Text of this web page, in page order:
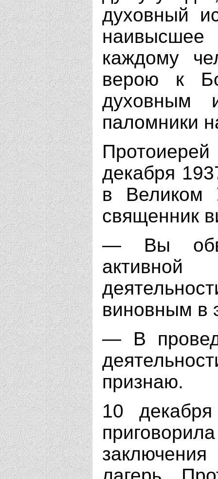
духовный
наивысшее
каждому
верою к
духовным
паломники
декабря
в Великом
священник
— Вы
виновным в
— В
признаю.
10
заключения